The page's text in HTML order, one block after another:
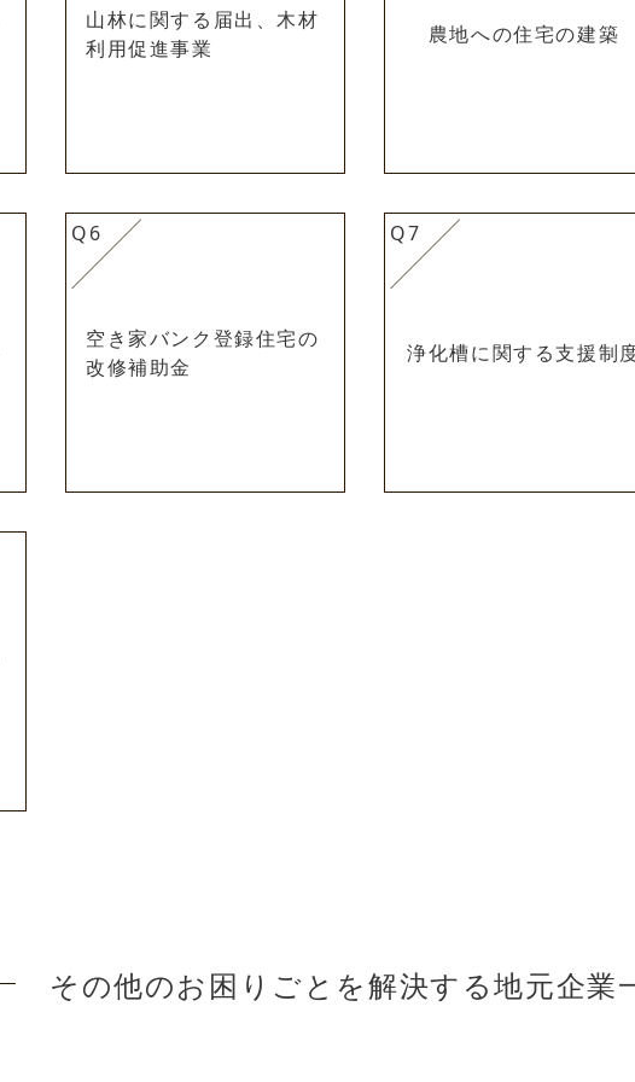
山林に関する届出、木材
利用促進事業
農地への住宅の建築
空き家バンク登録住宅の
改修補助金
Q6
浄化槽に関する支援制
Q7
その他のお困りごとを解決する地元企業